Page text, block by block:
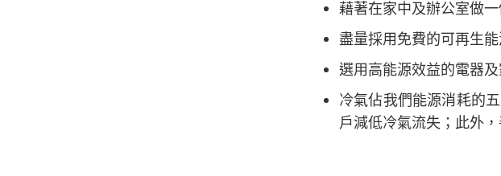
藉著在家中及辦公室做
盡量採用免費的可再生
選用高能源效益的電器
冷氣佔我們能源消耗的
戶減低冷氣流失；此外